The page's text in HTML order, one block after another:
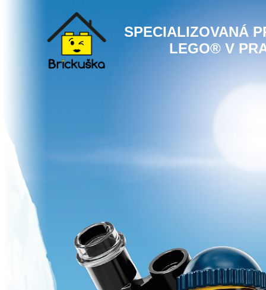
SPECIALIZOVANÁ
LEGO® V